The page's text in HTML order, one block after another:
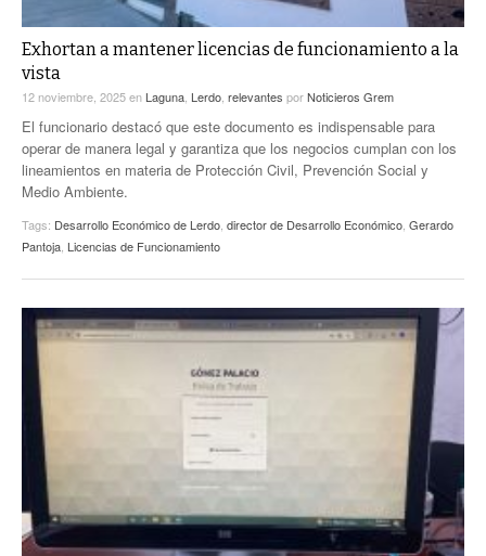
Exhortan a mantener licencias de funcionamiento a la
vista
12 noviembre, 2025en Laguna Lerdo relevantes porNoticieros Grem
El funcionario destacó que este documento es indispensable para
operar de manera legal y garantiza que los negocios cumplan con los
lineamientos en materia de Protección Civil, Prevención Social y
Medio Ambiente.
Tags: Desarrollo Económico de Lerdo director de Desarrollo Económico Gerardo
Pantoja Licencias de Funcionamiento